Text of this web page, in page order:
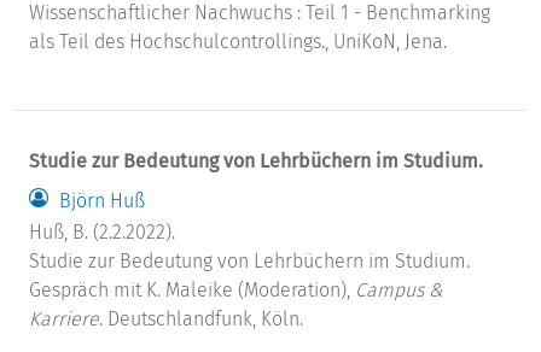
Wissenschaftlicher Nachwuchs : Teil 1 - Benchmarking
als Teil des Hochschulcontrollings., UniKoN, Jena.
Studie zur Bedeutung von Lehrbüchern im Studium.
Björn Huß
Huß, B. (2.2.2022).
Studie zur Bedeutung von Lehrbüchern im Studium.
Gespräch mit K. Maleike (Moderation), Campus &
Karriere. Deutschlandfunk, Köln.